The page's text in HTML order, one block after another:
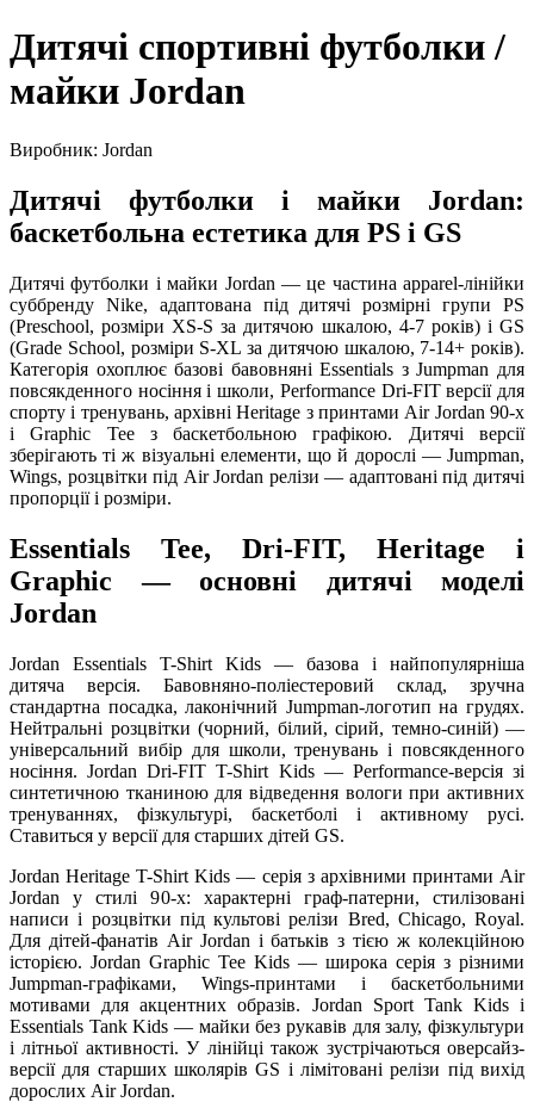
Дитячі спортивні футболки /
майки Jordan
Виробник: Jordan
Дитячі футболки і майки Jordan:
баскетбольна естетика для PS і GS
Дитячі футболки і майки Jordan — це частина apparel-лінійки
суббренду Nike, адаптована під дитячі розмірні групи PS
(Preschool, розміри XS-S за дитячою шкалою, 4-7 років) і GS
(Grade School, розміри S-XL за дитячою шкалою, 7-14+ років).
Категорія охоплює базові бавовняні Essentials з Jumpman для
повсякденного носіння і школи, Performance Dri-FIT версії для
спорту і тренувань, архівні Heritage з принтами Air Jordan 90-х
і Graphic Tee з баскетбольною графікою. Дитячі версії
зберігають ті ж візуальні елементи, що й дорослі — Jumpman,
Wings, розцвітки під Air Jordan релізи — адаптовані під дитячі
пропорції і розміри.
Essentials Tee, Dri-FIT, Heritage і
Graphic — основні дитячі моделі
Jordan
Jordan Essentials T-Shirt Kids — базова і найпопулярніша
дитяча версія. Бавовняно-поліестеровий склад, зручна
стандартна посадка, лаконічний Jumpman-логотип на грудях.
Нейтральні розцвітки (чорний, білий, сірий, темно-синій) —
універсальний вибір для школи, тренувань і повсякденного
носіння. Jordan Dri-FIT T-Shirt Kids — Performance-версія зі
синтетичною тканиною для відведення вологи при активних
тренуваннях, фізкультурі, баскетболі і активному русі.
Ставиться у версії для старших дітей GS.
Jordan Heritage T-Shirt Kids — серія з архівними принтами Air
Jordan у стилі 90-х: характерні граф-патерни, стилізовані
написи і розцвітки під культові релізи Bred, Chicago, Royal.
Для дітей-фанатів Air Jordan і батьків з тією ж колекційною
історією. Jordan Graphic Tee Kids — широка серія з різними
Jumpman-графіками, Wings-принтами і баскетбольними
мотивами для акцентних образів. Jordan Sport Tank Kids і
Essentials Tank Kids — майки без рукавів для залу, фізкультури
і літньої активності. У лінійці також зустрічаються оверсайз-
версії для старших школярів GS і лімітовані релізи під вихід
дорослих Air Jordan.